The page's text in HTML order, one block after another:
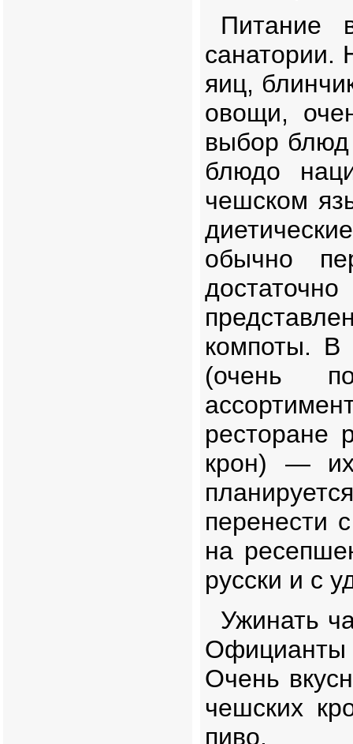
Питание
санатории.
яиц,
овощи,
выбор блюд
блюдо
чешском
обычно
компоты. В
(очень
ресторане
крон) — их
перенести
на
русски и с
Ужинать
Официанты
Очень
чешских
пиво.